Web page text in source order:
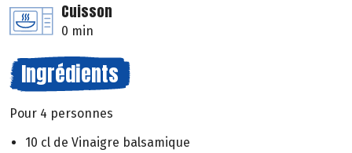
Cuisson
0 min
Ingrédients
Pour 4 personnes
10 cl de Vinaigre balsamique